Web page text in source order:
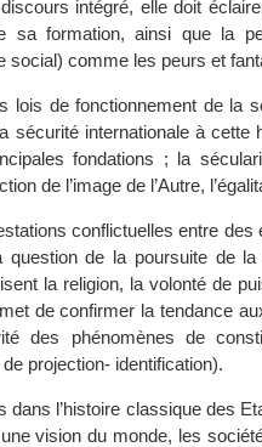
intégré, elle doit
sa formation, ainsi que la
social) comme les peurs et
lois de fonctionnement de la
sécurité internationale à
fondations ; la
de l’image de l’Autre,
conflictuelles entre
question de la poursuite de
la religion, la volonté de
de confirmer la tendance
des phénomènes de
projection- identification).
dans l’histoire classique des
vision du monde, les